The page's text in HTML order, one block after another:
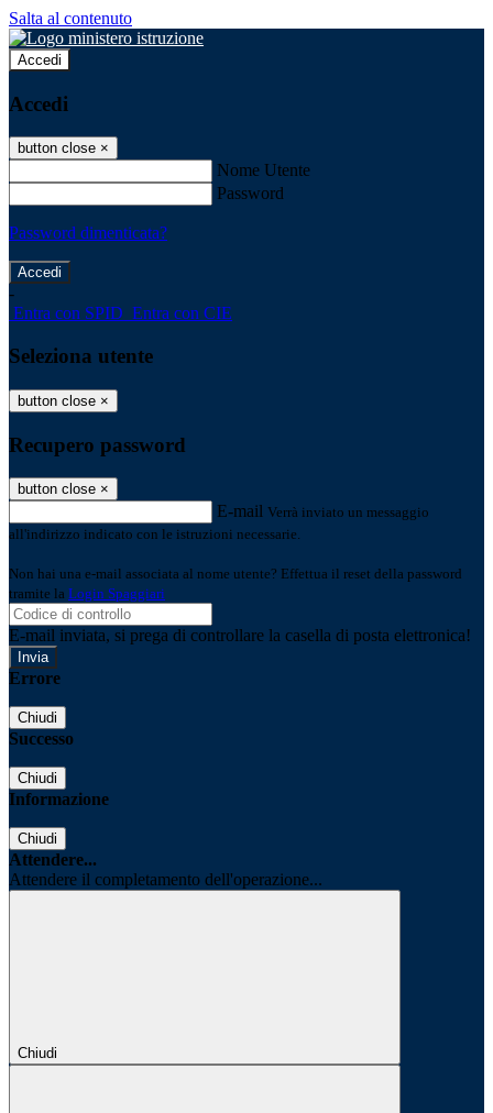
Salta al contenuto
Accedi
Accedi
button close ×
Nome Utente
Password
Password dimenticata?
-
Entra con SPID Entra con CIE
Seleziona utente
button close ×
Recupero password
button close ×
E-mail Verrà inviato un messaggio
all'indirizzo indicato con le istruzioni necessarie.
Non hai una e-mail associata al nome utente? Effettua il reset della password
tramite la Login Spaggiari
E-mail inviata, si prega di controllare la casella di posta elettronica!
Errore
Chiudi
Successo
Chiudi
Informazione
Chiudi
Attendere...
Attendere il completamento dell'operazione...
Chiudi